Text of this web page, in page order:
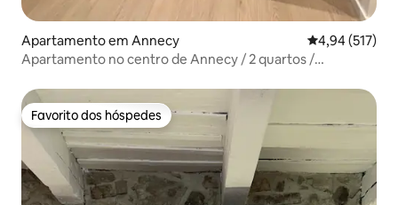
Apartamento em Annecy Classificação
4,94 (517)
Apartamento no centro de Annecy / 2 quartos /
Favorito dos hóspedes
Favorito dos hóspedes